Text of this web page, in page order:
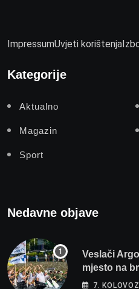
ImpressumUvjeti korištenja
Kategorije
Aktualno
Magazin
Sport
Nedavne objave
Veslači
mjesto na
7.